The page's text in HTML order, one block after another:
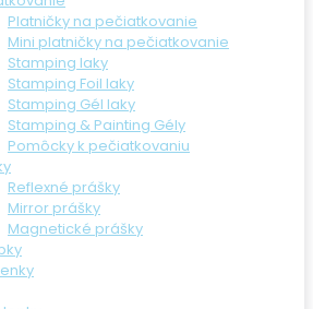
Platničky na pečiatkovanie
Mini platničky na pečiatkovanie
Stamping laky
Stamping Foil laky
Stamping Gél laky
Stamping & Painting Gély
Pomôcky k pečiatkovaniu
Reflexné prášky
Mirror prášky
Magnetické prášky